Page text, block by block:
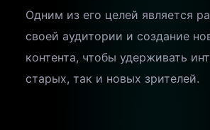
Одним из его целей является
своей аудитории и создание
контента, чтобы удерживать
старых, так и новых зрителей.